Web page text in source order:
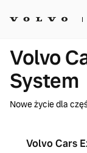
Volvo
System
Nowe życie dla
Volvo Cars